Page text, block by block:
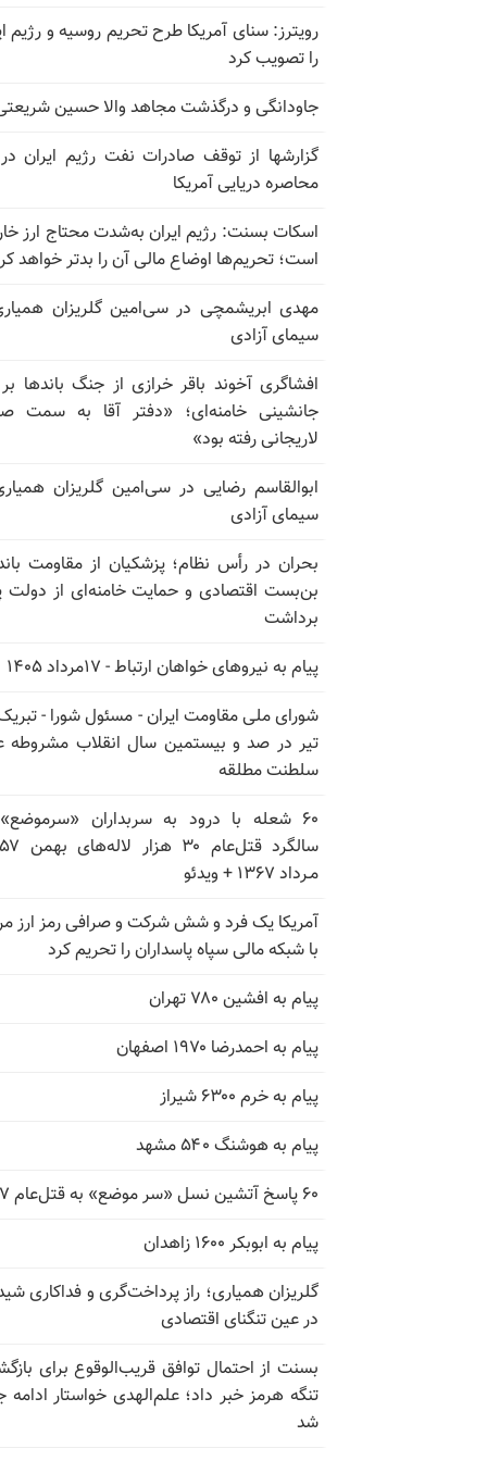
رویترز: سنای آمریکا طرح تحریم روسیه و رژیم
را تصویب کرد
جاودانگی و درگذشت مجاهد والا حسین
گزارشها از توقف صادرات نفت رژیم ایران
محاصره دریایی آمریکا
اسکات بسنت: رژیم ایران به‌شدت محتاج ارز
است؛ تحریم‌ها اوضاع مالی آن را بدتر خواهد
مهدی ابریشمچی در سی‌امین گلریزان
سیمای آزادی
افشاگری آخوند باقر خرازی از جنگ باندها
جانشینی خامنه‌ای؛ «دفتر آقا به سمت
لاریجانی رفته بود»
ابوالقاسم رضایی در سی‌امین گلریزان
سیمای آزادی
بحران در رأس نظام؛ پزشکیان از مقاومت
بن‌بست اقتصادی و حمایت خامنه‌ای از دولت
برداشت
پیام به نیروهای خواهان ارتباط - ۱۷مرداد ۱۴۰۵
تیر در صد و بیستمین سال انقلاب مشروطه
سلطنت مطلقه
۶۰ شعله با درود به سربداران
مـرداد ۱۳۶۷ + ویدئو
آمریکا یک فرد و شش شرکت و صرافی رمز ارز
با شبکه مالی سپاه پاسداران را تحریم کرد
پیام به افشین ۷۸۰ تهران
پیام به احمدرضا ۱۹۷۰ اصفهان
پیام به خرم ۶۳۰۰ شیراز
پیام به هوشنگ ۵۴۰ مشهد
۶۰ پاسخ آتشین نسل «سر موضع» به قتل‌عام ۶۷
پیام به ابوبکر ۱۶۰۰ زاهدان
گلریزان همیاری؛ راز پرداخت‌گری و فداکاری
در عین تنگنای اقتصادی
بسنت از احتمال توافق قریب‌الوقوع برای
تنگه هرمز خبر داد؛ علم‌الهدی خواستار
شد